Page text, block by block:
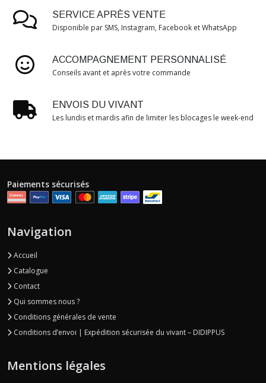
SERVICE APRÈS VENTE
Disponible par SMS, Instagram, Facebook et WhatsApp
ACCOMPAGNEMENT PERSONNALISÉ
Conseils avant et après votre commande
ENVOIS DU VIVANT
Les lundis et mardis afin de limiter les blocages le week-end
Paiements sécurisés
Navigation
Accueil
Catalogue
Contact
Qui sommes nous ?
Conditions générales de vente
Conditions d’envoi | Expédition sécurisée du vivant – DIDIPPUS
Mentions légales